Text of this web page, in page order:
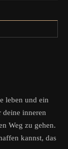
leben und ein
deine inneren
Weg zu gehen.
kannst, das